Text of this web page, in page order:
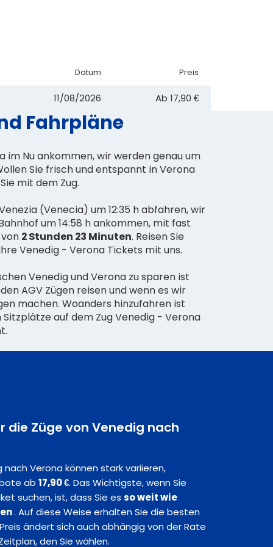
Datum Preis
11/08/2026 Ab 17,90 €
Fahrpläne
im Nu ankommen, wir werden genau um
Sie frisch und entspannt in Verona
mit dem Zug.
(Venecia) um 12:35 h abfahren, wir
um 14:58 h ankommen, mit fast
2 Stunden 23 Minuten. Reisen Sie
Venedig - Verona Tickets mit uns.
Venedig und Verona zu sparen ist
AGV Zügen reisen und wenn es wir
Sitzplätze auf dem Zug Venedig - Verona
die Züge von Venedig nach
nach Verona können stark variieren,
ab 17,90 €. Das Wichtigste, wenn Sie
suchen, ist, dass Sie es so weit wie
. Auf diese Weise erhalten Sie die besten
ändert sich auch abhängig von der Rate
den Sie wählen.